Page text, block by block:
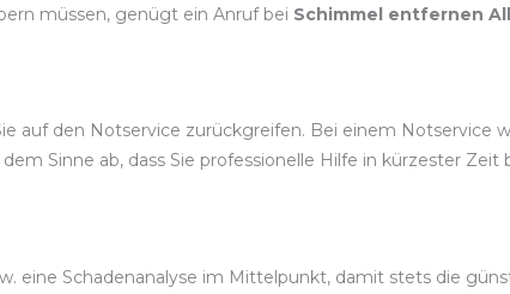
müssen, genügt ein Anruf bei Schimmel entfernen
auf den Notservice zurückgreifen. Bei einem Notservice
Sinne ab, dass Sie professionelle Hilfe in kürzester
eine Schadenanalyse im Mittelpunkt, damit stets die